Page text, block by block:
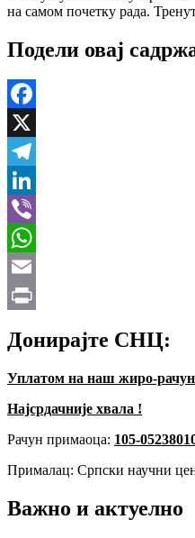
на самом почетку рада.
Подели овај
Facebook
X
Telegram
LinkedIn
Viber
WhatsApp
Email
Донирајте СНЦ:
Уплатом на наш жиро-рачун
Најсрдачније хвала !
Рачун примаоца: 105-
Прималац: Српски научни
Важно и актуелно